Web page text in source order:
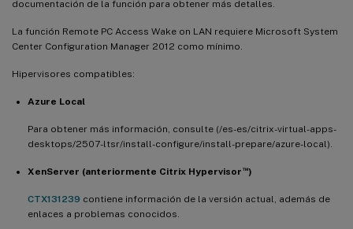
documentación de la función para obtener más detalles.
La función Remote PC Access Wake on LAN requiere Microsoft System
Center Configuration Manager 2012 como mínimo.
Hipervisores compatibles:
Azure Local
Para obtener más información, consulte (/es-es/citrix-virtual-apps-
desktops/2507-ltsr/install-configure/install-prepare/azure-local).
XenServer (anteriormente Citrix Hypervisor ™)
CTX131239 contiene información de la versión actual, además de
enlaces a problemas conocidos.